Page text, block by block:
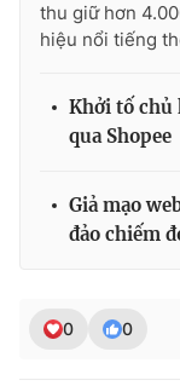
Ðiện thoại Thời báo
Email:
thu giữ hơn
hiệu nổi tiếng
Khởi tố chủ
qua Shopee
Giả mạo
đảo chiếm
0 0